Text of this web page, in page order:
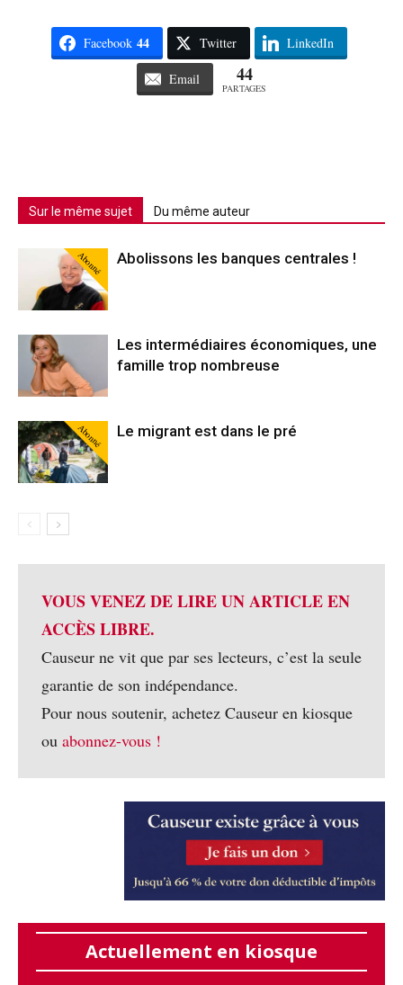
Facebook 44 Twitter LinkedIn
Email 44
PARTAGES
Sur le même sujet Du même auteur
Abonné Abolissons les banques centrales !
Les intermédiaires économiques, une
famille trop nombreuse
Abonné Le migrant est dans le pré
VOUS VENEZ DE LIRE UN ARTICLE EN
ACCÈS LIBRE.
Causeur ne vit que par ses lecteurs, c’est la seule
garantie de son indépendance.
Pour nous soutenir, achetez Causeur en kiosque
ou abonnez-vous !
Actuellement en kiosque